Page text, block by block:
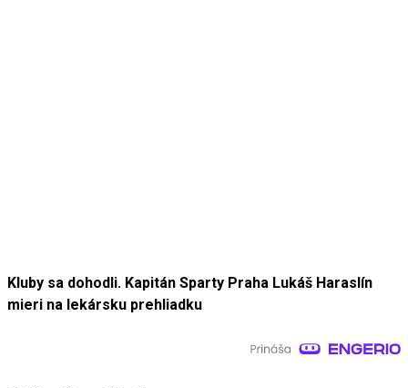
Kluby sa dohodli. Kapitán Sparty Praha Lukáš Haraslín
mieri na lekársku prehliadku